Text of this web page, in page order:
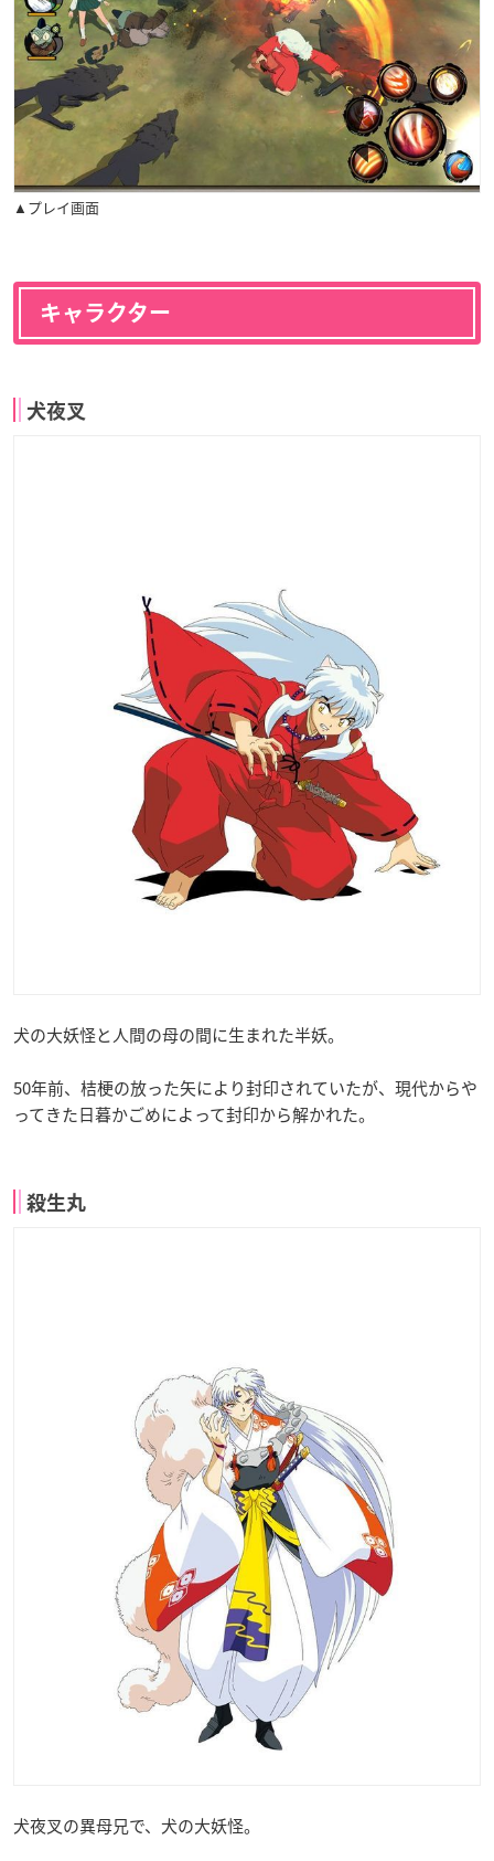
▲プレイ画面
キャラクター
犬夜叉
犬の大妖怪と人間の母の間に生まれた半妖。
50年前、桔梗の放った矢により封印されていたが、現代からや
ってきた日暮かごめによって封印から解かれた。
殺生丸
犬夜叉の異母兄で、犬の大妖怪。